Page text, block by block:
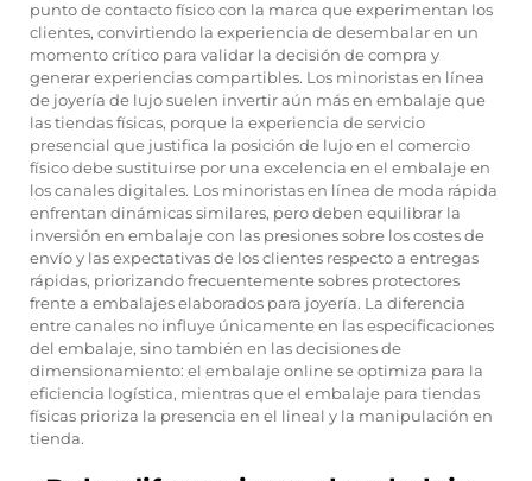
punto de contacto físico con la marca que experimentan los
clientes, convirtiendo la experiencia de desembalar en un
momento crítico para validar la decisión de compra y
generar experiencias compartibles. Los minoristas en línea
de joyería de lujo suelen invertir aún más en embalaje que
las tiendas físicas, porque la experiencia de servicio
presencial que justifica la posición de lujo en el comercio
físico debe sustituirse por una excelencia en el embalaje en
los canales digitales. Los minoristas en línea de moda rápida
enfrentan dinámicas similares, pero deben equilibrar la
inversión en embalaje con las presiones sobre los costes de
envío y las expectativas de los clientes respecto a entregas
rápidas, priorizando frecuentemente sobres protectores
frente a embalajes elaborados para joyería. La diferencia
entre canales no influye únicamente en las especificaciones
del embalaje, sino también en las decisiones de
dimensionamiento: el embalaje online se optimiza para la
eficiencia logística, mientras que el embalaje para tiendas
físicas prioriza la presencia en el lineal y la manipulación en
tienda.